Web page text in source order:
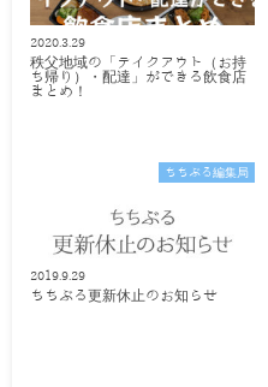
2020.3.29
秩父地域の「テイクアウト（お持
ち帰り）・配達」ができる飲食店
まとめ！
ちちぶる編集局
2019.9.29
ちちぶる更新休止のお知らせ